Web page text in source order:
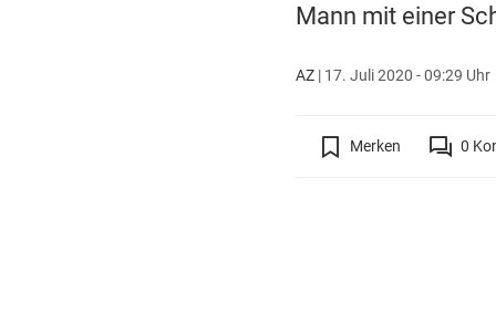
Mann mit einer
AZ| 17. Juli 2020 - 09:29 Uhr
Merken 0